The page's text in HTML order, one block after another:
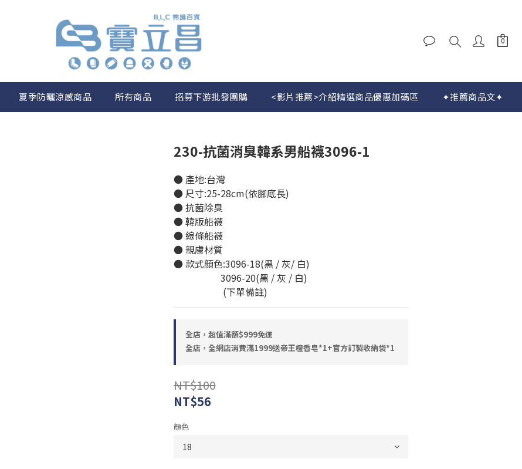
夏季防曬涼感商品 所有商品 招募下游批發團購 <影片推薦>介紹精選商品優惠加碼區 ✦推薦商品文✦
230-抗菌消臭韓系男船襪3096-1
● 產地:台灣
● 尺寸:25-28cm(依腳底長)
● 抗菌除臭
● 韓版船襪
● 線條船襪
● 親膚材質
● 款式顏色:3096-18(黑 / 灰/ 白)
                    3096-20(黑 / 灰 / 白)
                     (下單備註)
全店，超值滿額$999免運
全店，全網店消費滿1999送帝王檀香皂*1+官方訂製收納袋*1
NT$100
NT$56
顏色